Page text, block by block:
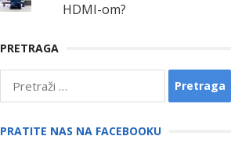
HDMI-om?
PRETRAGA
Pretraga:
PRATITE NAS NA FACEBOOKU